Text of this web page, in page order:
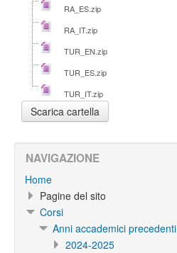
RA_ES.zip
RA_IT.zip
TUR_EN.zip
TUR_ES.zip
TUR_IT.zip
NAVIGAZIONE
Home
Pagine del sito
Corsi
Anni accademici precedenti
2024-2025